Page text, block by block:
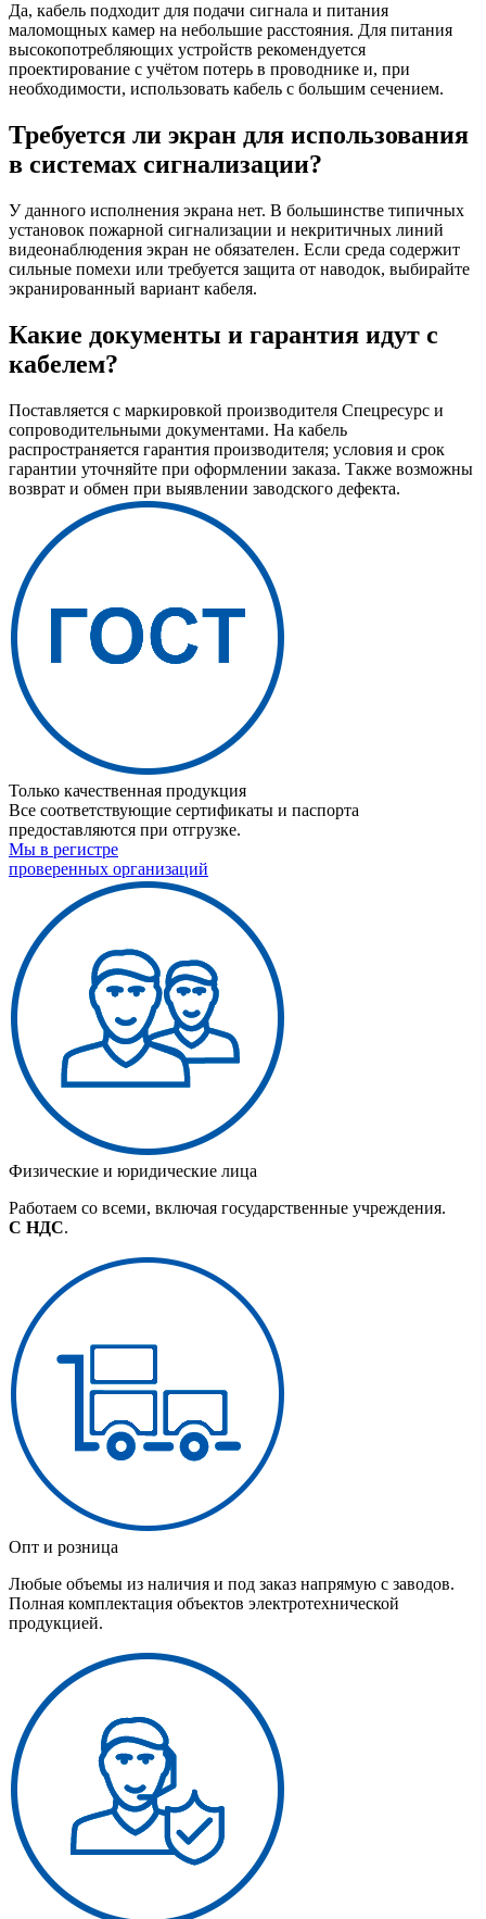
Да, кабель подходит для подачи сигнала и питания
маломощных камер на небольшие расстояния. Для питания
высокопотребляющих устройств рекомендуется
проектирование с учётом потерь в проводнике и, при
необходимости, использовать кабель с большим сечением.
Требуется ли экран для использования
в системах сигнализации?
У данного исполнения экрана нет. В большинстве типичных
установок пожарной сигнализации и некритичных линий
видеонаблюдения экран не обязателен. Если среда содержит
сильные помехи или требуется защита от наводок, выбирайте
экранированный вариант кабеля.
Какие документы и гарантия идут с
кабелем?
Поставляется с маркировкой производителя Спецресурс и
сопроводительными документами. На кабель
распространяется гарантия производителя; условия и срок
гарантии уточняйте при оформлении заказа. Также возможны
возврат и обмен при выявлении заводского дефекта.
Только качественная продукция
Все соответствующие сертификаты и паспорта
предоставляются при отгрузке.
Мы в регистре
проверенных организаций
Физические и юридические лица
Работаем со всеми, включая государственные учреждения.
С НДС.
Опт и розница
Любые объемы из наличия и под заказ напрямую с заводов.
Полная комплектация объектов электротехнической
продукцией.